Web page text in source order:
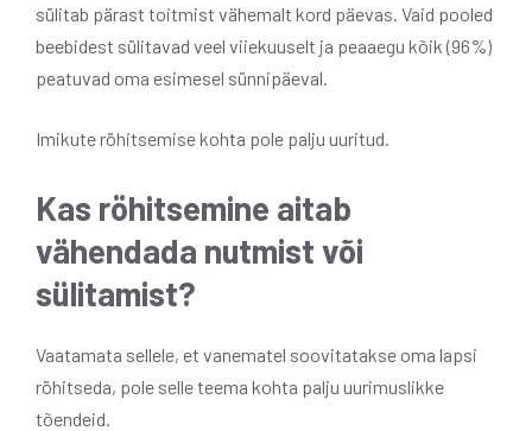
sülitab pärast toitmist vähemalt kord päevas. Vaid pooled
beebidest sülitavad veel viiekuuselt ja peaaegu kõik (96%)
peatuvad oma esimesel sünnipäeval.
Imikute röhitsemise kohta pole palju uuritud.
Kas röhitsemine aitab
vähendada nutmist või
sülitamist?
Vaatamata sellele, et vanematel soovitatakse oma lapsi
röhitseda, pole selle teema kohta palju uurimuslikke
tõendeid.